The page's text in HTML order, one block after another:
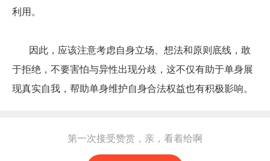
利用。
因此，应该注意考虑自身立场、想法和原则底线，敢
于拒绝，不要害怕与异性出现分歧，这不仅有助于单身展
现真实自我，帮助单身维护自身合法权益也有积极影响。
第一次接受赞赏，亲，看着给啊